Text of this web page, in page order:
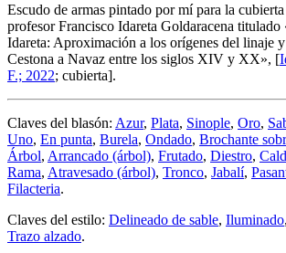
Escudo de armas pintado por mí para la
profesor Francisco Idareta Goldaracena titulado
Idareta: Aproximación a los orígenes del linaje
Cestona a Navaz entre los siglos XIV y XX», [
F.; 2022; cubierta].
Claves del blasón: Azur, Plata, Sinople, Oro,
Uno, En punta, Burela, Ondado, Brochante
Árbol, Arrancado (árbol), Frutado, Diestro,
Rama, Atravesado (árbol), Tronco, Jabalí,
Filacteria.
Claves del estilo: Delineado de sable, Iluminado,
Trazo alzado.